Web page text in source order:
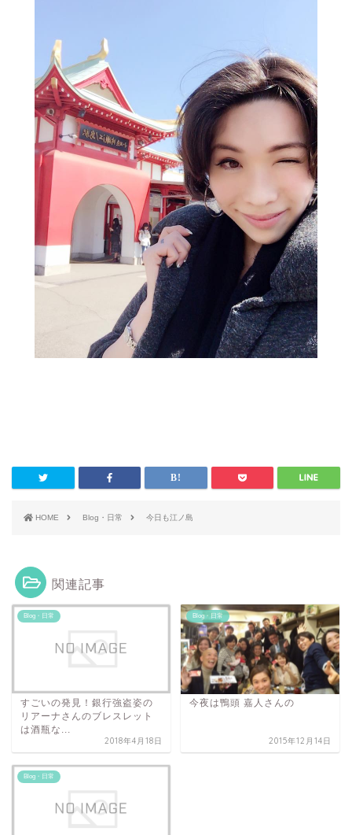
HOME Blog・日常 今日も江ノ島
関連記事
Blog・日常
すごいの発見！銀行強盗姿の
リアーナさんのブレスレット
は酒瓶な...
2018年4月18日
Blog・日常
今夜は鴨頭 嘉人さんの
2015年12月14日
Blog・日常